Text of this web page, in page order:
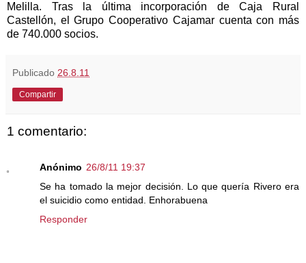
Melilla. Tras la última incorporación de Caja Rural
Castellón, el Grupo Cooperativo Cajamar cuenta con más
de 740.000 socios.
Publicado 26.8.11
Compartir
1 comentario:
Anónimo 26/8/11 19:37
Se ha tomado la mejor decisión. Lo que quería Rivero era
el suicidio como entidad. Enhorabuena
Responder